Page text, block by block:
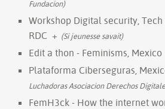
Fundacion)
Workshop Digital security, Tech
RDC + (Si jeunesse savait)
Edit a thon - Feminisms, Mexico
Plataforma Ciberseguras,
Luchadoras Asociacion Derechos
FemH3ck - How the internet